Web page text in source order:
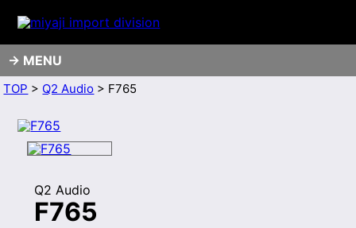
MENU
TOP > Q2 Audio > F765
Q2 Audio
F765